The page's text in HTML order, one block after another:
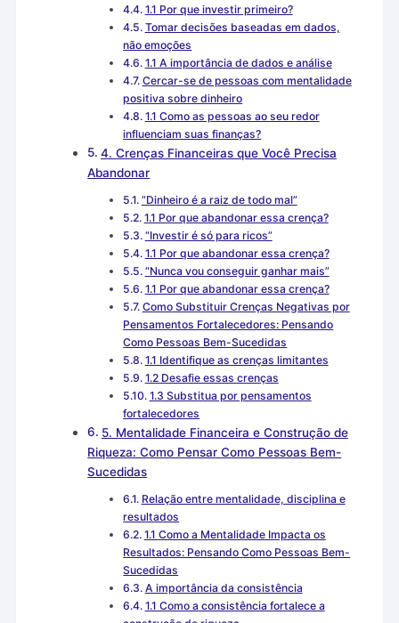
1.1 Por que investir primeiro?
Tomar decisões baseadas em dados,
não emoções
1.1 A importância de dados e análise
Cercar-se de pessoas com mentalidade
positiva sobre dinheiro
1.1 Como as pessoas ao seu redor
influenciam suas finanças?
4. Crenças Financeiras que Você Precisa
Abandonar
“Dinheiro é a raiz de todo mal”
1.1 Por que abandonar essa crença?
“Investir é só para ricos”
1.1 Por que abandonar essa crença?
“Nunca vou conseguir ganhar mais”
1.1 Por que abandonar essa crença?
Como Substituir Crenças Negativas por
Pensamentos Fortalecedores: Pensando
Como Pessoas Bem-Sucedidas
1.1 Identifique as crenças limitantes
1.2 Desafie essas crenças
1.3 Substitua por pensamentos
fortalecedores
5. Mentalidade Financeira e Construção de
Riqueza: Como Pensar Como Pessoas Bem-
Sucedidas
Relação entre mentalidade, disciplina e
resultados
1.1 Como a Mentalidade Impacta os
Resultados: Pensando Como Pessoas Bem-
Sucedidas
A importância da consistência
1.1 Como a consistência fortalece a